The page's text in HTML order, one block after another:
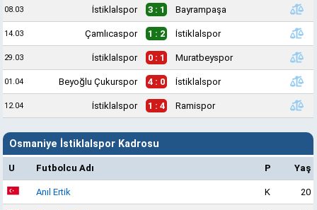
08.03 İstiklalspor 3 : 1 Bayrampaşa
14.03 Çamlıcaspor 1 : 2 İstiklalspor
29.03 İstiklalspor 0 : 1 Muratbeyspor
01.04 Beyoğlu Çukurspor 4 : 0 İstiklalspor
12.04 İstiklalspor 1 : 4 Ramispor
Osmaniye İstiklalspor Kadrosu
U Futbolcu Adı P Yaş
Anıl Ertik K 20